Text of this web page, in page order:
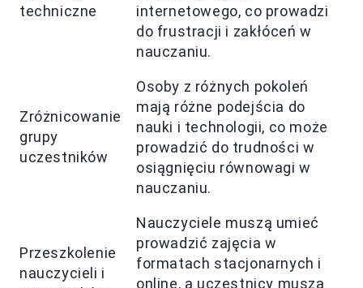
techniczne
internetowego, co prowadzi
do frustracji i zakłóceń w
nauczaniu.
Zróżnicowanie
grupy
uczestników
Osoby z różnych pokoleń
mają różne podejścia do
nauki i technologii, co może
prowadzić do trudności w
osiągnięciu równowagi w
nauczaniu.
Przeszkolenie
nauczycieli i
Nauczyciele muszą umieć
prowadzić zajęcia w
formatach stacjonarnych i
online, a uczestnicy muszą